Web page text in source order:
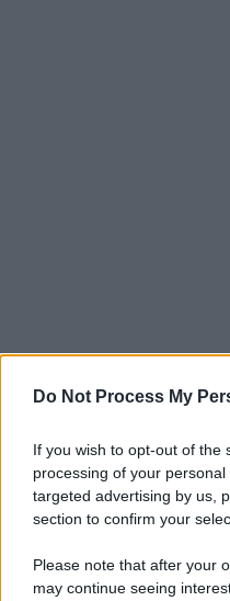
Do Not Process My
If you wish to opt-out of the
processing of your
targeted advertising by us,
section to confirm your
Please note that after your
may continue seeing